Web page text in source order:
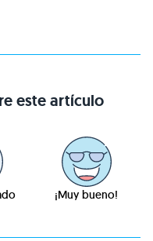
este artículo
¡Muy bueno!